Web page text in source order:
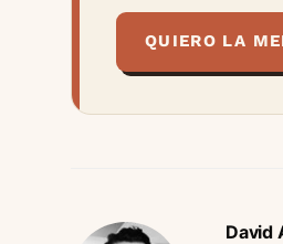
QUIERO LA
David